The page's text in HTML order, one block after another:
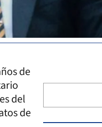
de
del
de